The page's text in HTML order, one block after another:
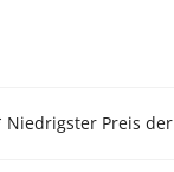
Niedrigster Preis